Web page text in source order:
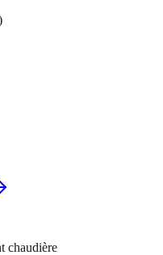
chaudière